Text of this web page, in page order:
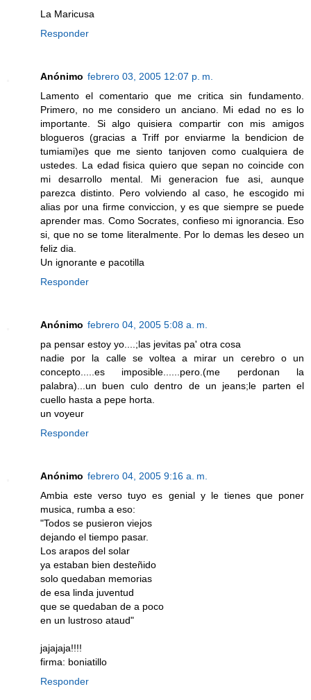
La Maricusa
Responder
Anónimo febrero 03, 2005 12:07 p. m.
Lamento el comentario que me critica sin fundamento.
Primero, no me considero un anciano. Mi edad no es lo
importante. Si algo quisiera compartir con mis amigos
blogueros (gracias a Triff por enviarme la bendicion de
tumiami)es que me siento tanjoven como cualquiera de
ustedes. La edad fisica quiero que sepan no coincide con
mi desarrollo mental. Mi generacion fue asi, aunque
parezca distinto. Pero volviendo al caso, he escogido mi
alias por una firme conviccion, y es que siempre se puede
aprender mas. Como Socrates, confieso mi ignorancia. Eso
si, que no se tome literalmente. Por lo demas les deseo un
feliz dia.
Un ignorante e pacotilla
Responder
Anónimo febrero 04, 2005 5:08 a. m.
pa pensar estoy yo....;las jevitas pa' otra cosa
nadie por la calle se voltea a mirar un cerebro o un
concepto.....es imposible......pero.(me perdonan la
palabra)...un buen culo dentro de un jeans;le parten el
cuello hasta a pepe horta.
un voyeur
Responder
Anónimo febrero 04, 2005 9:16 a. m.
Ambia este verso tuyo es genial y le tienes que poner
musica, rumba a eso:
"Todos se pusieron viejos
dejando el tiempo pasar.
Los arapos del solar
ya estaban bien desteñido
solo quedaban memorias
de esa linda juventud
que se quedaban de a poco
en un lustroso ataud"
jajajaja!!!!
firma: boniatillo
Responder